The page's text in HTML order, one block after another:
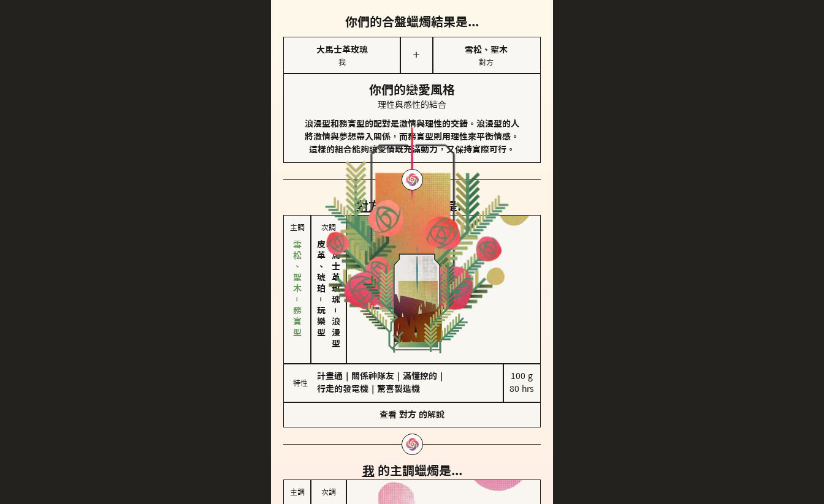
你們的合盤蠟燭結果是...
大馬士革玫瑰
我
＋
雪松、聖木
對方
你們的戀愛風格
理性與感性的結合
浪漫型和務實型的配對是激情與理性的交錯。浪漫型的人
將激情與夢想帶入關係，而務實型則用理性來平衡情感。
這樣的組合能夠讓愛情既充滿動力，又保持實際可行。
對方的主調蠟燭是...
主調
雪松、聖木－務實型
次調
皮革、琥珀
－
玩樂型
大馬士革玫瑰
－
浪漫型
特性
計畫通 關係神隊友 滿懂撩的
行走的發電機
驚喜製造機
100 g
80 hrs
查看 對方 的解說
我 的主調蠟燭是...
主調 次調